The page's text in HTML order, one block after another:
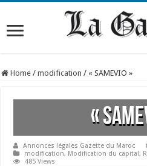
Home / modification / « SAMEVIO »
«
Annonces légales Gazette du Maroc
modification, Modification du capital,
485 Views